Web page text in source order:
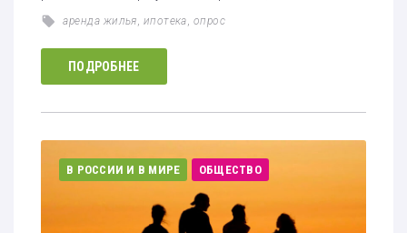
аренда жилья, ипотека, опрос
ПОДРОБНЕЕ
В РОССИИ И В МИРЕ ОБЩЕСТВО